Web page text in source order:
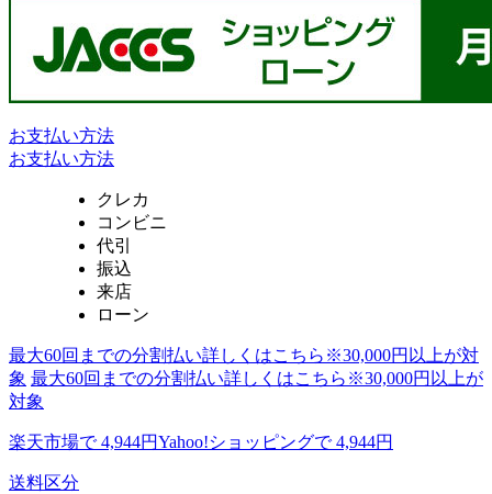
お支払い方法
お支払い方法
クレカ
コンビニ
代引
振込
来店
ローン
最大60回までの分割払い詳しくはこちら※30,000円以上が対
象 最大60回までの分割払い詳しくはこちら※30,000円以上が
対象
楽天市場で 4,944円Yahoo!ショッピングで 4,944円
送料区分